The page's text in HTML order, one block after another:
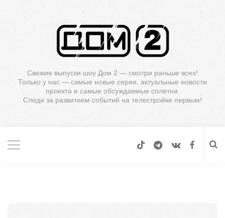
Свежие выпуски шоу Дом 2 — смотри раньше всех!
Только у нас — самые новые серии, актуальные новости
проекта и самые обсуждаемые сплетни.
Следи за развитием событий на телестройке первым!